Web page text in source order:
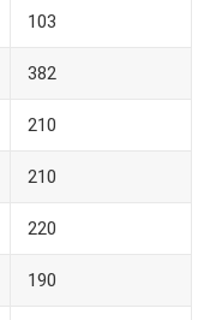
103
382
210
210
220
190